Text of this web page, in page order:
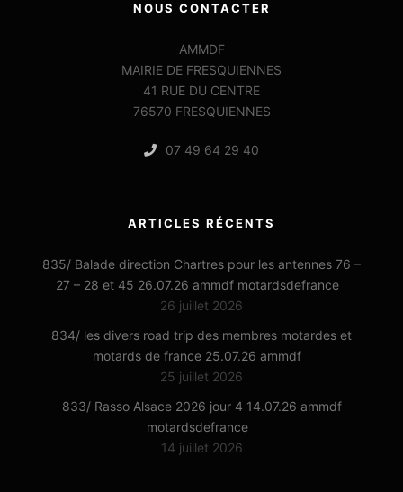
NOUS CONTACTER
AMMDF
MAIRIE DE FRESQUIENNES
41 RUE DU CENTRE
76570 FRESQUIENNES
07 49 64 29 40
ARTICLES RÉCENTS
835/ Balade direction Chartres pour les antennes 76 –
27 – 28 et 45 26.07.26 ammdf motardsdefrance
26 juillet 2026
834/ les divers road trip des membres motardes et
motards de france 25.07.26 ammdf
25 juillet 2026
833/ Rasso Alsace 2026 jour 4 14.07.26 ammdf
motardsdefrance
14 juillet 2026